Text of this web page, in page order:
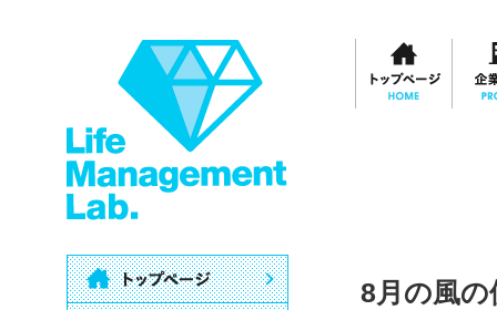
8月の風の